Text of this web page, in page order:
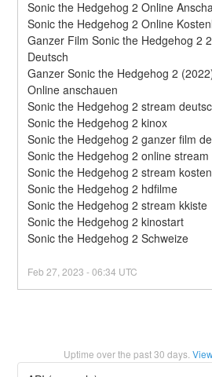
Sonic the Hedgehog 2 Online
Sonic the Hedgehog 2 Online
Ganzer Film Sonic the Hedgehog 2
Deutsch
Ganzer Sonic the Hedgehog 2
Online anschauen
Sonic the Hedgehog 2 stream
Sonic the Hedgehog 2 kinox
Sonic the Hedgehog 2 ganzer film
Sonic the Hedgehog 2 online stream
Sonic the Hedgehog 2 stream
Sonic the Hedgehog 2 hdfilme
Sonic the Hedgehog 2 stream kkiste
Sonic the Hedgehog 2 kinostart
Sonic the Hedgehog 2 Schweize
Feb27 ,2023 -06:34 UTC
Uptime over the past30 days.